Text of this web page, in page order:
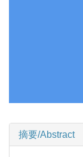
摘要/Abstract